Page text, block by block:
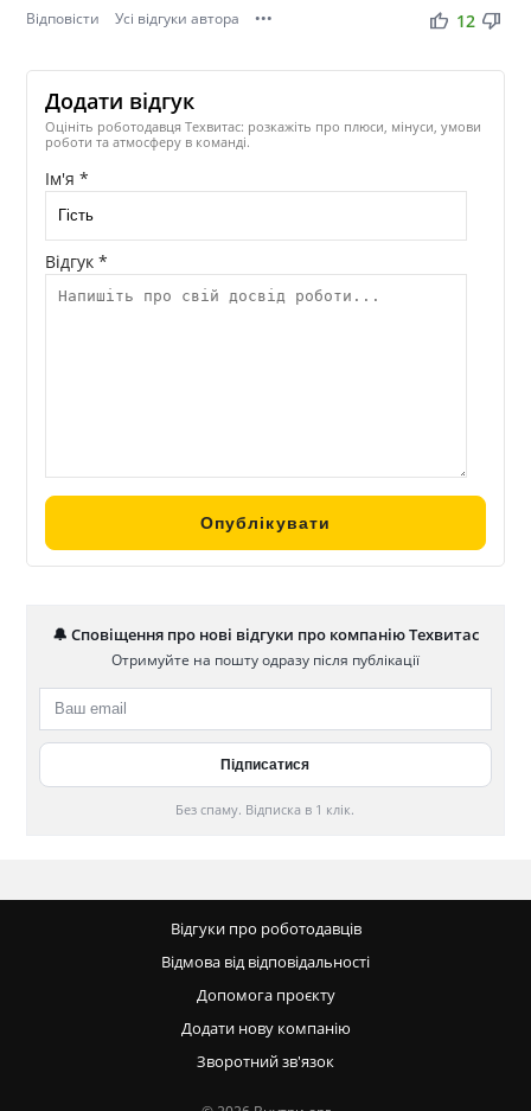
Відповісти Усі відгуки автора ••• thumb_up thumb_down
12
Додати відгук
Оцініть роботодавця Техвитас: розкажіть про плюси, мінуси, умови
роботи та атмосферу в команді.
Ім'я *
Відгук *
🔔 Сповіщення про нові відгуки про компанію Техвитас
Отримуйте на пошту одразу після публікації
Без спаму. Відписка в 1 клік.
Відгуки про роботодавців
Відмова від відповідальності
Допомога проєкту
Додати нову компанію
Зворотний зв'язок